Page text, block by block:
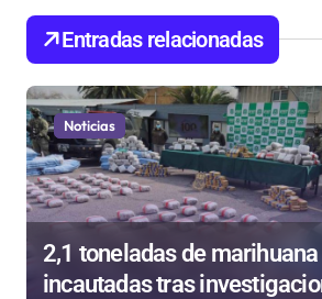
d
e
e
n
t
r
d
Entradas relacionadas
Noticias
2,1 toneladas de
incautadas tras